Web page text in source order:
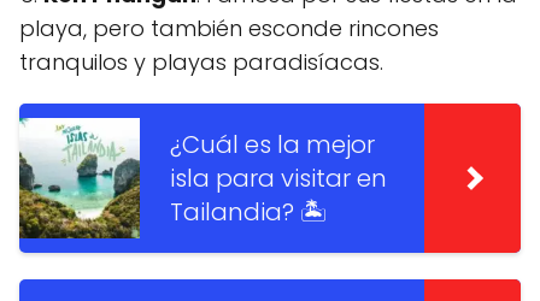
playa, pero también esconde rincones
tranquilos y playas paradisíacas.
¿Cuál es la mejor
isla para visitar en
Tailandia? 🏝️